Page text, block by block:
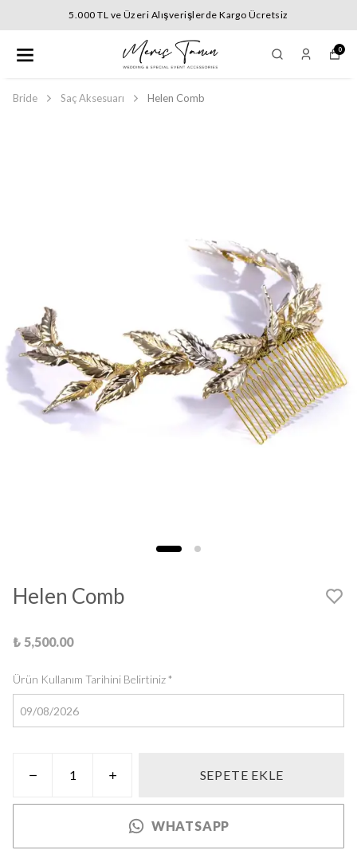
5.000 TL ve Üzeri Alışverişlerde Kargo
0
Bride Saç Aksesuarı Helen Comb
Helen Comb
₺ 5,500.00
Ürün Kullanım Tarihini Belirtiniz*
SEPETE EKLE
WHATSAPP